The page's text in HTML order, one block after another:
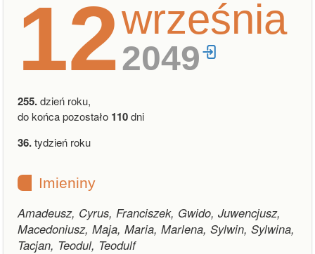
12września
2049
255.dzień roku,
do końca pozostało 110dni
36.tydzień roku
Imieniny
Amadeusz, Cyrus, Franciszek, Gwido, Juwencjusz,
Macedoniusz, Maja, Maria, Marlena, Sylwin, Sylwina,
Tacjan, Teodul, Teodulf